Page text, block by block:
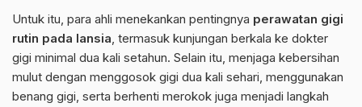
Untuk itu, para ahli menekankan pentingnya perawatan gigi
rutin pada lansia, termasuk kunjungan berkala ke dokter
gigi minimal dua kali setahun. Selain itu, menjaga kebersihan
mulut dengan menggosok gigi dua kali sehari, menggunakan
benang gigi, serta berhenti merokok juga menjadi langkah